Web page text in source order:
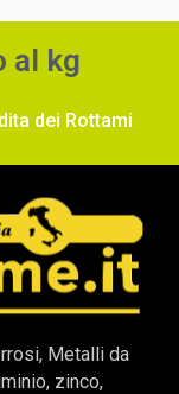
al kg
dei Rottami
Metalli da
zinco,